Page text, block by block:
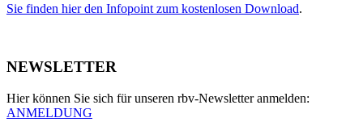
Sie finden hier den Infopoint zum kostenlosen Download.
NEWSLETTER
Hier können Sie sich für unseren rbv-Newsletter anmelden:
ANMELDUNG